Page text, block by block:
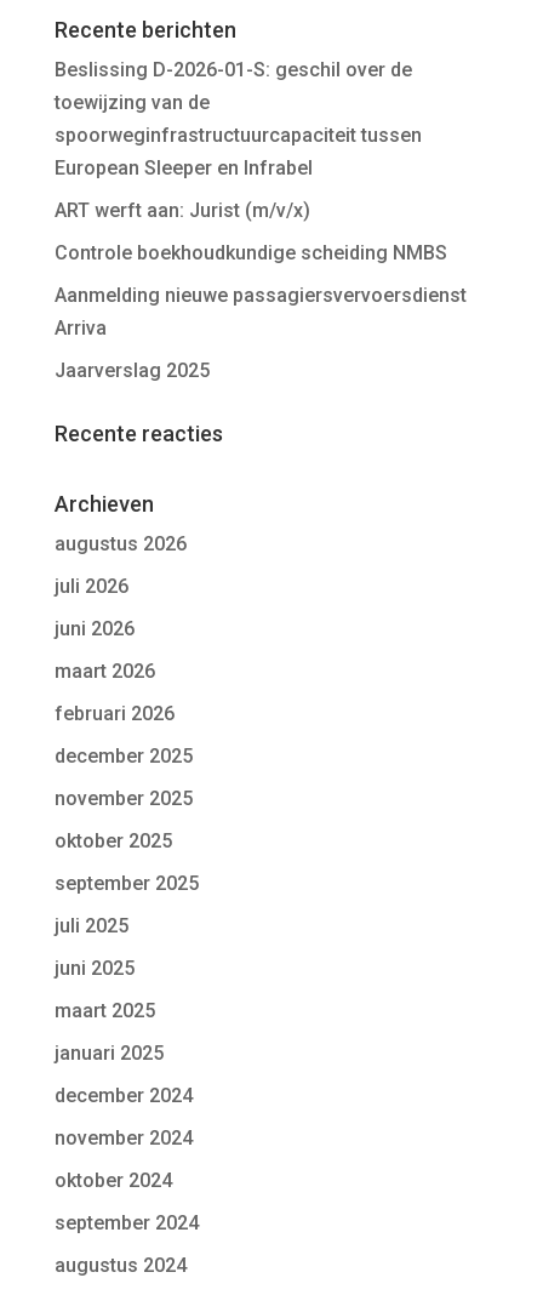
Recente berichten
Beslissing D-2026-01-S: geschil over de
toewijzing van de
spoorweginfrastructuurcapaciteit tussen
European Sleeper en Infrabel
ART werft aan: Jurist (m/v/x)
Controle boekhoudkundige scheiding NMBS
Aanmelding nieuwe passagiersvervoersdienst
Arriva
Jaarverslag 2025
Recente reacties
Archieven
augustus 2026
juli 2026
juni 2026
maart 2026
februari 2026
december 2025
november 2025
oktober 2025
september 2025
juli 2025
juni 2025
maart 2025
januari 2025
december 2024
november 2024
oktober 2024
september 2024
augustus 2024